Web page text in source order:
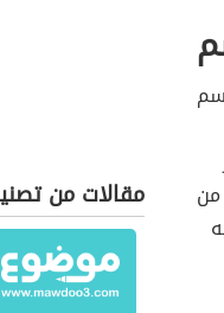
من
مقالات من